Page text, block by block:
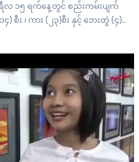
လ ၁၅ ရက်နေ့တွင် စည်းကမ်းပျက်
စီး ၊ ကား (၂၃)စီး နှင့် ဘေးတွဲ (၄)စီး
ေအထားရောက်ရင်ပျံမယ် သုတ်နိုင်တဲ့
က်ရင် သုတ်သွားမယ် လင်းယုန်ဆိုတဲ့
ာတရားအတိုင်း…